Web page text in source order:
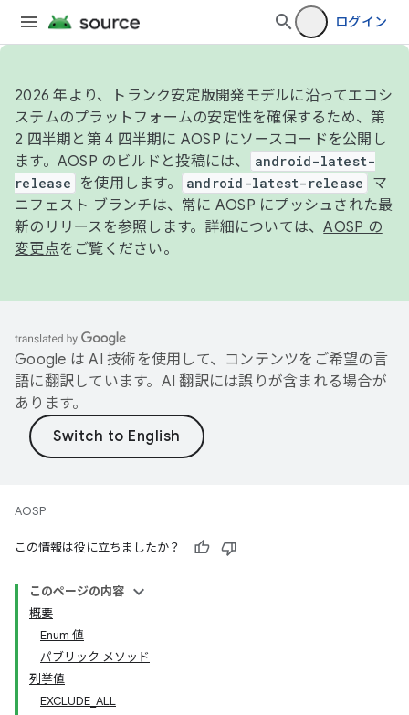
ログイン
2026 年より、トランク安定版開発モデルに沿ってエコシ
ステムのプラットフォームの安定性を確保するため、第
2 四半期と第 4 四半期に AOSP にソースコードを公開し
ます。AOSP のビルドと投稿には、
android-latest-
release
を使用します。 android-latest-release
マ
ニフェスト ブランチは、常に AOSP にプッシュされた最
新のリリースを参照します。詳細については、AOSP の
変更点をご覧ください。
Google は AI 技術を使用して、コンテンツをご希望の言
語に翻訳しています。AI 翻訳には誤りが含まれる場合が
あります。
AOSP
この情報は役に立ちましたか？
このページの内容
概要
Enum 値
パブリック メソッド
列挙値
EXCLUDE_ALL